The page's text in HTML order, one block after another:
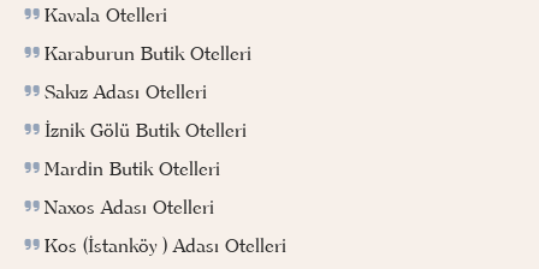
Kavala Otelleri
Karaburun Butik Otelleri
Sakız Adası Otelleri
İznik Gölü Butik Otelleri
Mardin Butik Otelleri
Naxos Adası Otelleri
Kos (İstanköy ) Adası Otelleri